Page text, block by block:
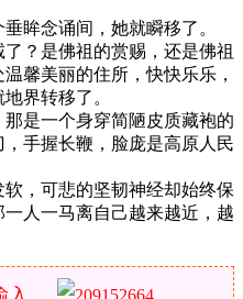
眸念诵间，她就瞬移了。
？是佛祖的赏赐，还是佛祖
馨美丽的住所，快快乐乐，
界转移了。
是一个身穿简陋皮质藏袍的
手握长鞭，脸庞是高原人民
，可悲的坚韧神经却始终保
人一马离自己越来越近，越